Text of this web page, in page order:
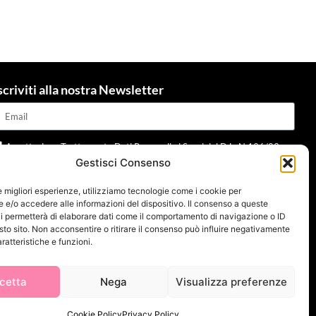
Gestisci Consenso
migliori esperienze, utilizziamo tecnologie come i cookie per
e/o accedere alle informazioni del dispositivo. Il consenso a queste
permetterà di elaborare dati come il comportamento di navigazione o ID
sito. Non acconsentire o ritirare il consenso può influire negativamente
e funzioni.
Nega Visualizza preferenze
alla nostra Newsletter
Accettazione Trattamento Dati Personali ai Sensi del D.L. N.196/03 e
679/2016 e della normativa applicabile
Invia